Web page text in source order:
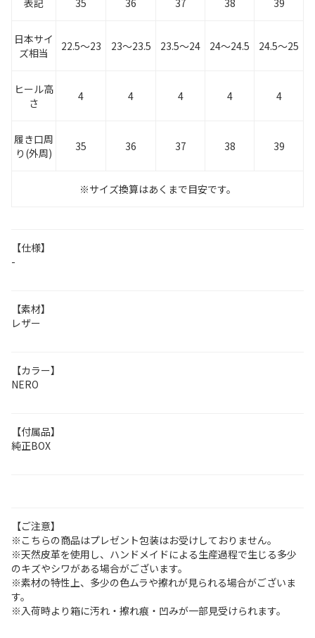
表記
35 36 37 38 39
日本サイ
ズ相当
22.5～23 23～23.5 23.5～24 24～24.5 24.5～25
ヒール高
さ
4 4 4 4 4
履き口周
り(外周)
35 36 37 38 39
※サイズ換算はあくまで目安です。
【仕様】
-
【素材】
レザー
【カラー】
NERO
【付属品】
純正BOX
【ご注意】
※こちらの商品はプレゼント包装はお受けしておりません。
※天然皮革を使用し、ハンドメイドによる生産過程で生じる多少
のキズやシワがある場合がございます。
※素材の特性上、多少の色ムラや擦れが見られる場合がございま
す。
※入荷時より箱に汚れ・擦れ痕・凹みが一部見受けられます。